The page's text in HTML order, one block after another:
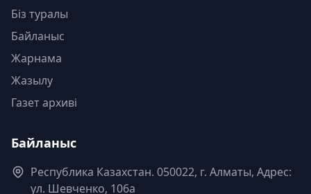
Біз туралы
Байланыс
Жарнама
Жазылу
Газет архиві
Байланыс
Республика Казахстан. 050022, г. Алматы, Адрес:
ул. Шевченко, 106а